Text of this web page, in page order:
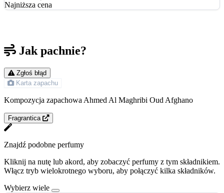
Najniższa cena
Jak pachnie?
Zgłoś błąd
Karta zapachu
Kompozycja zapachowa Ahmed Al Maghribi Oud Afghano
Fragrantica
Znajdź podobne perfumy
Kliknij na nutę lub akord, aby zobaczyć perfumy z tym składnikiem.
Włącz tryb wielokrotnego wyboru, aby połączyć kilka składników.
Wybierz wiele